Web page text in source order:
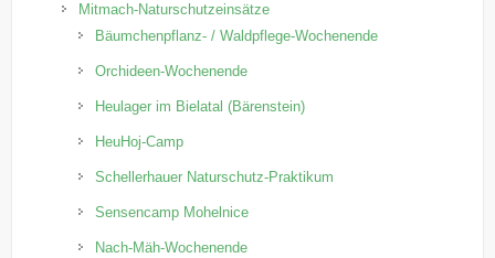
Mitmach-Naturschutzeinsätze
Bäumchenpflanz- / Waldpflege-Wochenende
Orchideen-Wochenende
Heulager im Bielatal (Bärenstein)
HeuHoj-Camp
Schellerhauer Naturschutz-Praktikum
Sensencamp Mohelnice
Nach-Mäh-Wochenende